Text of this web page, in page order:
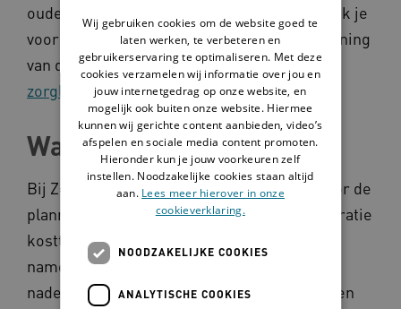
oude 5-minutenregistratie. Bij Z=P=R,T maak je
vooraf in het zorgleefplan een haalbare planning
van de planbare zorg.Lees meer over het
zorgleefplan.
Waarom Z=P=R,T?
Bij Z=P=R,T is het zorgplan het startpunt voor de
planning en registratie. De 5-minutenregistratie
kostte juist veel zorgtijd. Daarbij moest je
namelijk de registratie achteraf doen en
nadenken over je allemaal had gedaan. Reden
Wij gebruiken cookies om de website goed te
laten werken, te verbeteren en
gebruikerservaring te optimaliseren. Met deze
cookies verzamelen wij informatie over jou en
jouw internetgedrag op onze website, en
mogelijk ook buiten onze website. Hiermee
kunnen wij gerichte content aanbieden, video’s
afspelen en sociale media content promoten.
Hieronder kun je jouw voorkeuren zelf
instellen. Noodzakelijke cookies staan altijd
aan. Lees meer hierover in onze
cookieverklaring.
NOODZAKELIJKE COOKIES
ANALYTISCHE COOKIES